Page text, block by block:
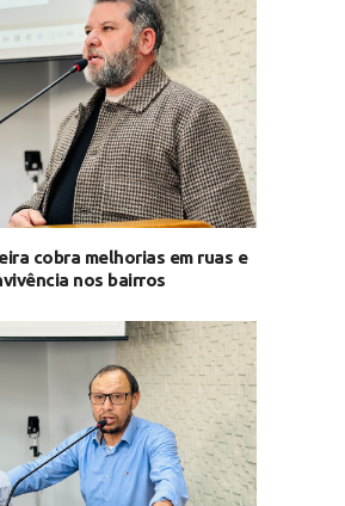
cobra melhorias em ruas e
nos bairros